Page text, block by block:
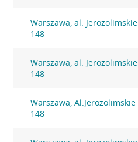
Warszawa, al. Jerozolimskie
148
Warszawa, al. Jerozolimskie
148
Warszawa, Al.Jerozolimskie
148